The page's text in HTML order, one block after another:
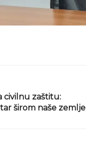
civilnu zaštitu:
širom naše zemlje